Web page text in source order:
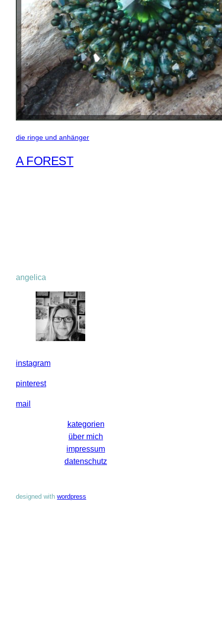
die ringe und anhänger
A FOREST
angelica
instagram
pinterest
mail
kategorien
über mich
impressum
datenschutz
designed with wordpress